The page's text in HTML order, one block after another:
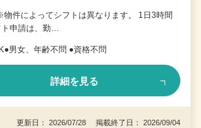
件によってシフトは異なります。 1日3時間
申請は、勤…
男女、年齢不問 ●資格不問
詳細を見る
更新日： 2026/07/28 掲載終了日： 2026/09/04